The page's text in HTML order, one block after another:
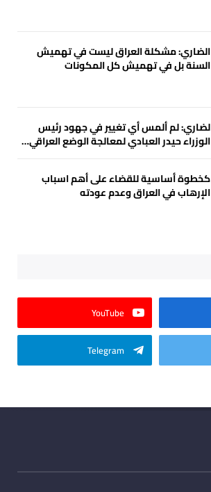
الضاري: مشكلة العراق ليست في تهميش
السنة بل في تهميش كل المكونات
لضاري: لم ألمس أي تغيير في جهود رئيس
الوزراء حيدر العبادي لمعالجة الوضع العراقي…
كخطوة أساسية للقضاء على أهم اسباب
الإرهاب في العراق وعدم عودته
YouTube
Telegram